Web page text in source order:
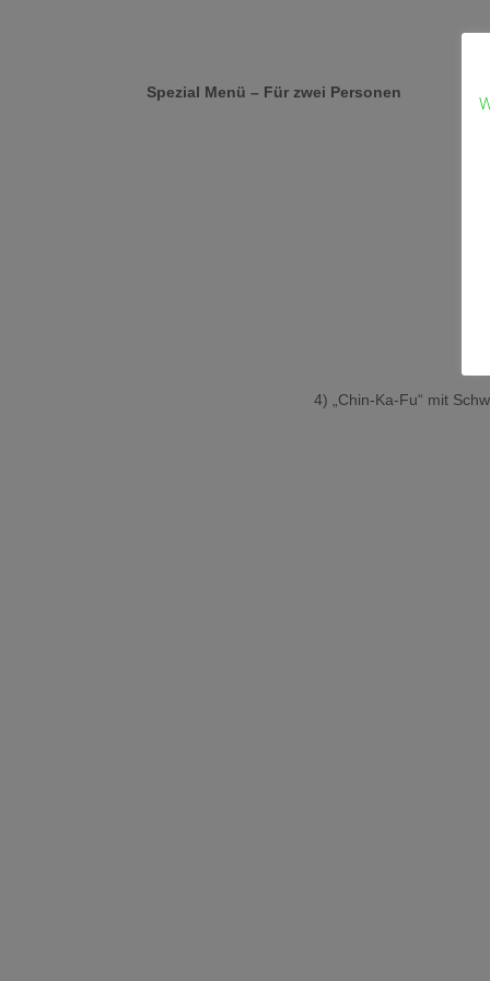
Spezial Menü – Für zwei Personen
4) „Chin-Ka-Fu“ mit